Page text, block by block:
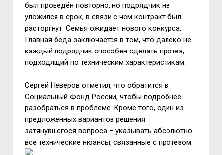
был проведён повторно, но подрядчик не
уложился в срок, в связи с чем контракт был
расторгнут. Семья ожидает нового конкурса.
Главная беда заключается в том, что далеко не
каждый подрядчик способен сделать протез,
подходящий по техническим характеристикам.
Сергей Неверов отметил, что обратится в
Социальный Фонд России, чтобы подробнее
разобраться в проблеме. Кроме того, один из
предложенных вариантов решения
затянувшегося вопроса – указывать абсолютно
все технические нюансы, связанные с протезом.